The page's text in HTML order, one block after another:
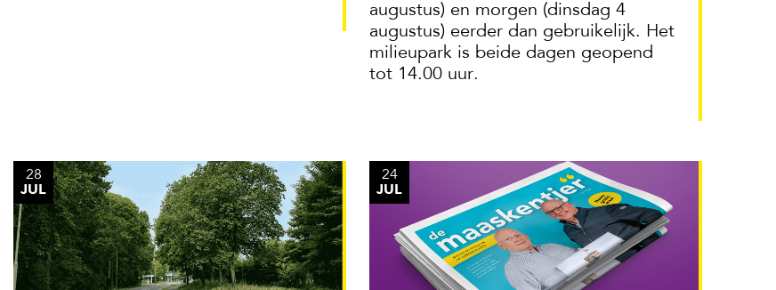
augustus) en morgen (dinsdag 4
augustus) eerder dan gebruikelijk. Het
milieupark is beide dagen geopend
tot 14.00 uur.
28
JUL
24
JUL